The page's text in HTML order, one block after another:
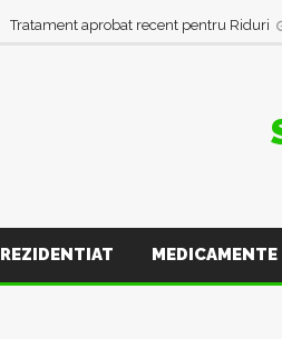
Tratament aprobat recent pentru Riduri
REZIDENTIAT MEDICAMENTE